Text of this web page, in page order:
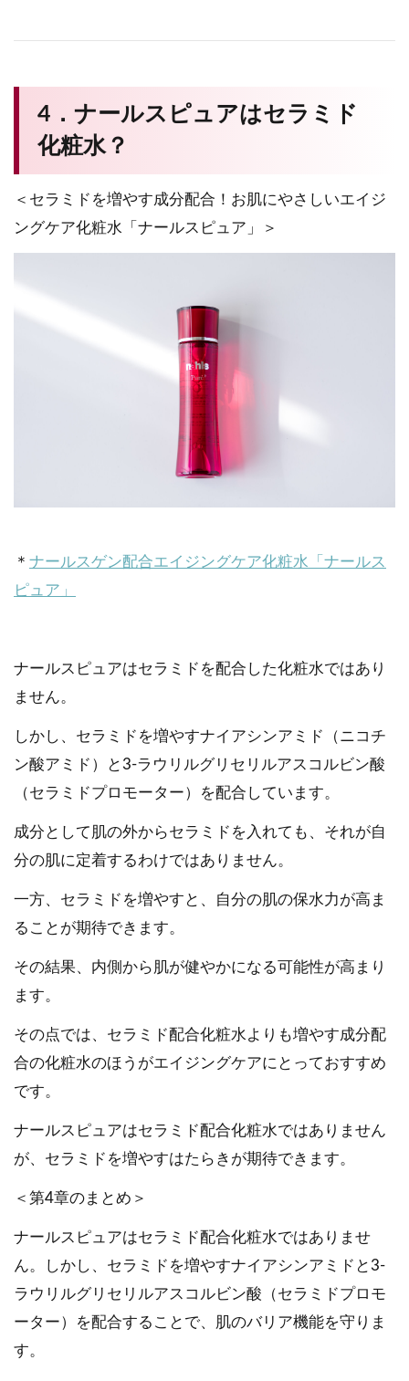
4．ナールスピュアはセラミド
化粧水？
＜セラミドを増やす成分配合！お肌にやさしいエイジ
ングケア化粧水「ナールスピュア」＞
＊ ナールスゲン配合エイジングケア化粧水「ナールス
ピュア」
ナールスピュアはセラミドを配合した化粧水ではあり
ません。
しかし、セラミドを増やすナイアシンアミド（ニコチ
ン酸アミド）と3-ラウリルグリセリルアスコルビン酸
（セラミドプロモーター）を配合しています。
成分として肌の外からセラミドを入れても、それが自
分の肌に定着するわけではありません。
一方、セラミドを増やすと、自分の肌の保水力が高ま
ることが期待できます。
その結果、内側から肌が健やかになる可能性が高まり
ます。
その点では、セラミド配合化粧水よりも増やす成分配
合の化粧水のほうがエイジングケアにとっておすすめ
です。
ナールスピュアはセラミド配合化粧水ではありません
が、セラミドを増やすはたらきが期待できます。
＜第4章のまとめ＞
ナールスピュアはセラミド配合化粧水ではありませ
ん。しかし、セラミドを増やすナイアシンアミドと3-
ラウリルグリセリルアスコルビン酸（セラミドプロモ
ーター）を配合することで、肌のバリア機能を守りま
す。